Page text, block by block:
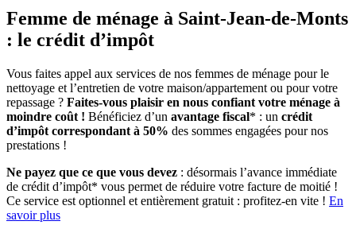
Femme de ménage à Saint-Jean-de-Monts
: le crédit d’impôt
Vous faites appel aux services de nos femmes de ménage pour le
nettoyage et l’entretien de votre maison/appartement ou pour votre
repassage ? Faites-vous plaisir en nous confiant votre ménage à
moindre coût ! Bénéficiez d’un avantage fiscal* : un crédit
d’impôt correspondant à 50% des sommes engagées pour nos
prestations !
Ne payez que ce que vous devez : désormais l’avance immédiate
de crédit d’impôt* vous permet de réduire votre facture de moitié !
Ce service est optionnel et entièrement gratuit : profitez-en vite ! En
savoir plus